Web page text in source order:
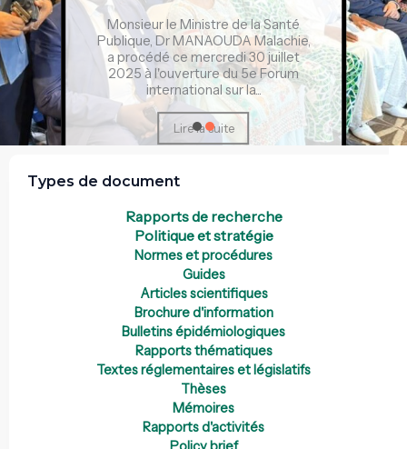
Monsieur le Ministre de la Santé
Publique, Dr MANAOUDA Malachie,
a procédé ce mercredi 30 juillet
2025 à l'ouverture du 5e Forum
international sur la...
Lire la suite
Types de document
Rapports de recherche
Politique et stratégie
Normes et procédures
Guides
Articles scientifiques
Brochure d'information
Bulletins épidémiologiques
Rapports thématiques
Textes réglementaires et législatifs
Thèses
Mémoires
Rapports d'activités